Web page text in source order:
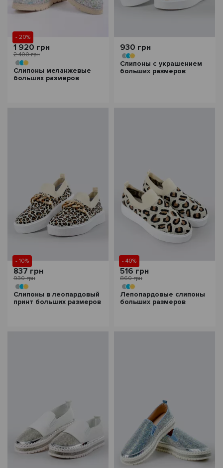
- 20%
1 920 грн
2 400 грн
Слипоны меланжевые
больших размеров
930 грн
Слипоны с украшением
больших размеров
- 10%
837 грн
930 грн
Слипоны в леопардовый
принт больших размеров
- 40%
516 грн
860 грн
Лепопардовые слипоны
больших размеров